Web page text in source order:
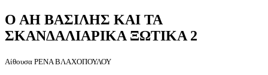
Ο ΑΗ ΒΑΣΙΛΗΣ ΚΑΙ ΤΑ
ΣΚΑΝΔΑΛΙΑΡΙΚΑ ΞΩΤΙΚΑ 2
Αίθουσα ΡΕΝΑ ΒΛΑΧΟΠΟΥΛΟΥ